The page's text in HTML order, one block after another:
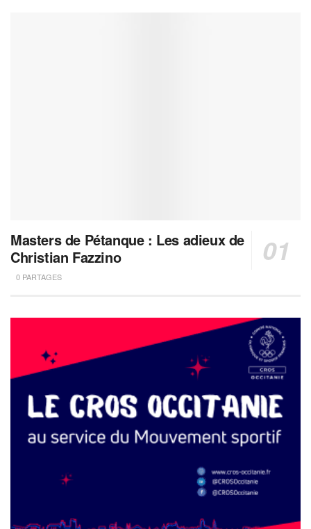
Masters de Pétanque : Les adieux de
Christian Fazzino
0 PARTAGES